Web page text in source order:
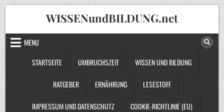
Skip
to
content
WISSENundBILDUNG.net
MENU
STARTSEITE
UMBRUCHSZEIT WISSEN UND BILDUNG
RATGEBER ERNÄHRUNG LESESTOFF
IMPRESSUM UND DATENSCHUTZ COOKIE-RICHTLINIE (EU)